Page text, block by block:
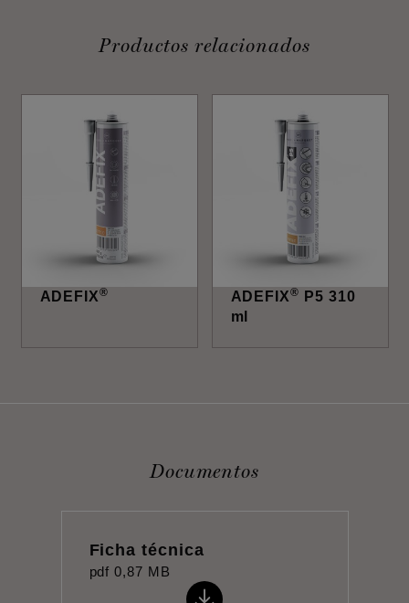
Productos relacionados
ADEFIX® ADEFIX®
P5 310
ml
Documentos
Ficha técnica
pdf 0,87 MB